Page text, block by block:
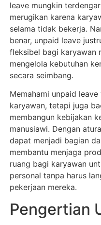
leave mungkin
merugikan karena
selama tidak bekerja.
benar, unpaid leave
fleksibel bagi karyawan
mengelola kebutuhan
secara seimbang.
Memahami unpaid
karyawan, tetapi juga
membangun kebijakan
manusiawi. Dengan
dapat menjadi bagian
membantu menjaga
ruang bagi karyawan
personal tanpa harus
pekerjaan mereka.
Pengertian